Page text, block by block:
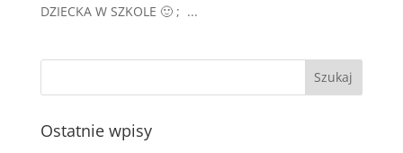
DZIECKA W SZKOLE 🙂 ; ...
Ostatnie wpisy